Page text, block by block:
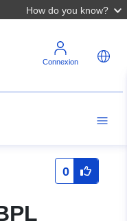
How do you know?
Connexion
0